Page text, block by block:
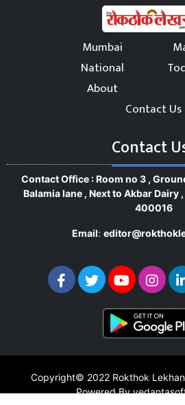
Mumbai
National
About
Contact Us
Contact
Contact Office : Room no 3 ,
Balamia lane , Next to Akbar Dairy
400016
Email:
Copyright© 2022 Rokthok
Powered By